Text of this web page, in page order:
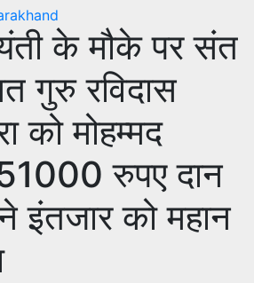
के मौके पर संत
गुरु रविदास
को मोहम्मद
रुपए दान
इंतजार को महान